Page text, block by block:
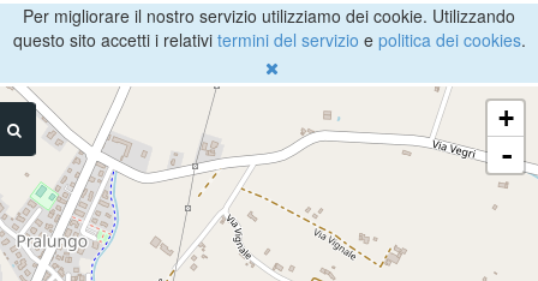
Per migliorare il nostro servizio utilizziamo dei cookie. Utilizzando
questo sito accetti i relativi termini del servizio e politica dei cookies.
+
-